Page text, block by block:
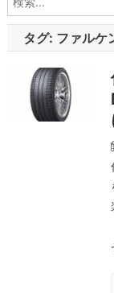
タグ: ファルケ